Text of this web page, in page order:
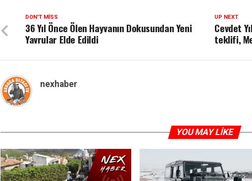
UP NEXT
Cevdet
teklifi,
DON'T MISS
36 Yıl Önce Ölen Hayvanın Dokusundan Yeni
Yavrular Elde Edildi
nexhaber
YOU MAY LIKE